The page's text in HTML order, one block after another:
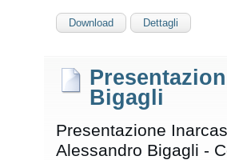
Download Dettagli
Bigagli
Presentazione
Alessandro Bigagli -